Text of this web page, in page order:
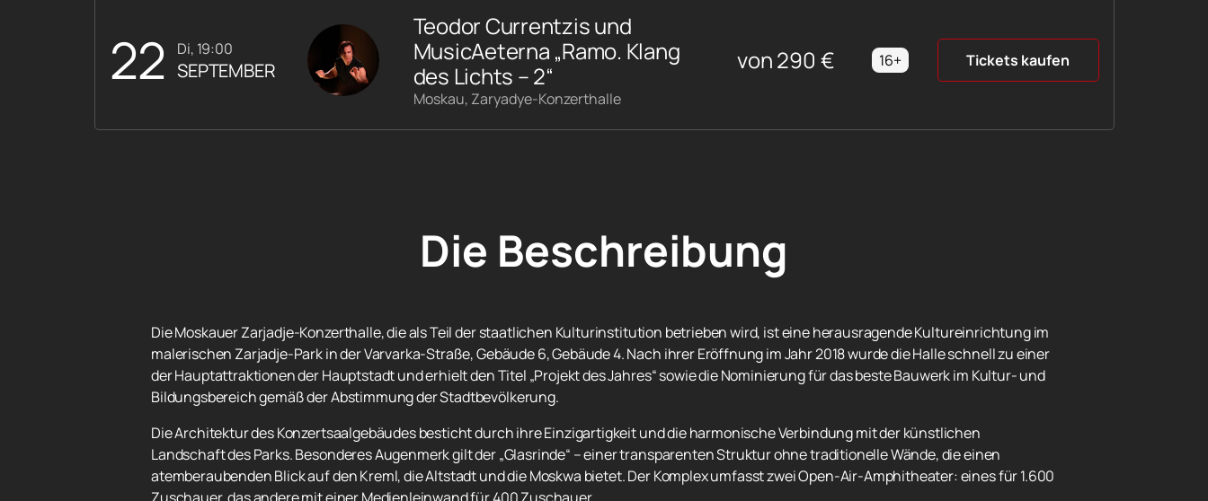
22 Di, 19:00
SEPTEMBER
Teodor Currentzis und
MusicAeterna „Ramo. Klang
des Lichts – 2“
Moskau, Zaryadye-Konzerthalle
von290 € 16+ Tickets kaufen
Die Beschreibung
Die Moskauer Zarjadje-Konzerthalle, die als Teil der staatlichen Kulturinstitution betrieben wird, ist eine herausragende Kultureinrichtung im
malerischen Zarjadje-Park in der Varvarka-Straße, Gebäude 6, Gebäude 4. Nach ihrer Eröffnung im Jahr 2018 wurde die Halle schnell zu einer
der Hauptattraktionen der Hauptstadt und erhielt den Titel „Projekt des Jahres“ sowie die Nominierung für das beste Bauwerk im Kultur- und
Bildungsbereich gemäß der Abstimmung der Stadtbevölkerung.
Die Architektur des Konzertsaalgebäudes besticht durch ihre Einzigartigkeit und die harmonische Verbindung mit der künstlichen
Landschaft des Parks. Besonderes Augenmerk gilt der „Glasrinde“ – einer transparenten Struktur ohne traditionelle Wände, die einen
atemberaubenden Blick auf den Kreml, die Altstadt und die Moskwa bietet. Der Komplex umfasst zwei Open-Air-Amphitheater: eines für 1.600